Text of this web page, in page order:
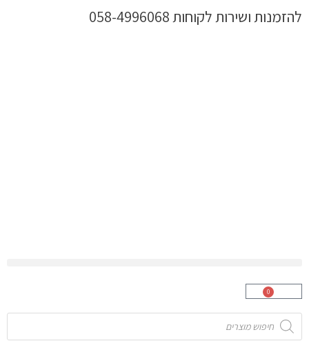
לתוכןלהזמנות ושירות לקוחות 058-4996068
0
עגלת
Products
search